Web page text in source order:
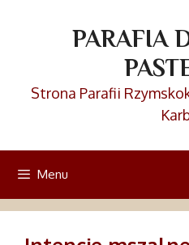
PARAFIA
Strona Parafii
Menu